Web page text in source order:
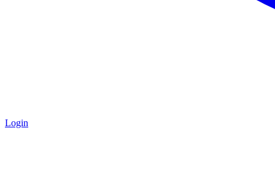
Login